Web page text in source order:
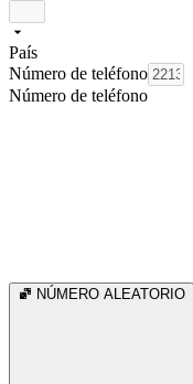
País
Número de teléfono
Número de teléfono
NÚMERO ALEATORIO